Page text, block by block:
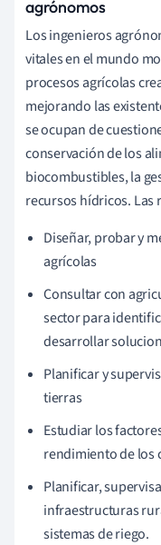
agrónomos
Los ingenieros
vitales en el mundo
procesos agrícolas
mejorando las
se ocupan de
conservación de los
biocombustibles, la
recursos hídricos.
Diseñar, probar y
agrícolas
Consultar con
sector para
desarrollar
Planificar y
tierras
Estudiar los
rendimiento de los
Planificar,
infraestructuras
sistemas de riego.